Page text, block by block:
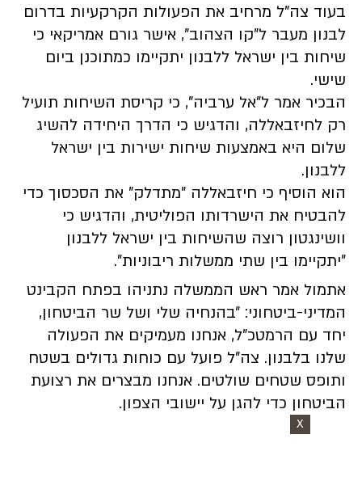
בעוד צה"ל מרחיב את הפעולות הקרקעיות בדרום
לבנון מעבר ל"קו הצהוב", אישר גורם אמריקאי כי
שיחות בין ישראל ללבנון יתקיימו כמתוכנן ביום
שישי.
הבכיר אמר ל"אל ערביה", כי קריסת השיחות תועיל
רק לחיזבאללה, והדגיש כי הדרך היחידה להשיג
שלום היא באמצעות שיחות ישירות בין ישראל
ללבנון.
הוא הוסיף כי חיזבאללה "מתדלק" את הסכסוך כדי
להבטיח את הישרדותו הפוליטית, והדגיש כי
וושינגטון רוצה שהשיחות בין ישראל ללבנון
"יתקיימו בין שתי ממשלות ריבוניות".
אתמול אמר ראש הממשלה נתניהו בפתח הקבינט
המדיני-ביטחוני: ״בהנחיה שלי ושל שר הביטחון,
יחד עם הרמטכ"ל, אנחנו מעמיקים את הפעולה
שלנו בלבנון. צה"ל פועל עם כוחות גדולים בשטח
ותופס שטחים שולטים. אנחנו מבצרים את רצועת
הביטחון כדי להגן על יישובי הצפון.
X